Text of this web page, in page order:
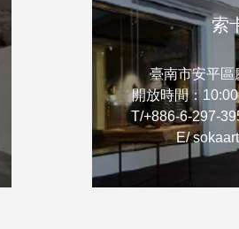
索
臺南市安平
開放時間：
T/+886-6-297-
E/